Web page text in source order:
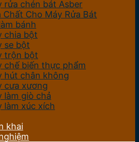
rửa chén bát Asber
Chất Cho Máy Rửa Bát
bánh
chia bột
se bột
trộn bột
chế biến thực phẩm
hút chân không
cưa xương
làm giò chả
làm xúc xích
khai